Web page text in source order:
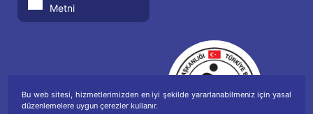
Metni
Bu web sitesi, hizmetlerimizden en iyi şekilde yararlanabilmeniz için yasal
düzenlemelere uygun çerezler kullanır.